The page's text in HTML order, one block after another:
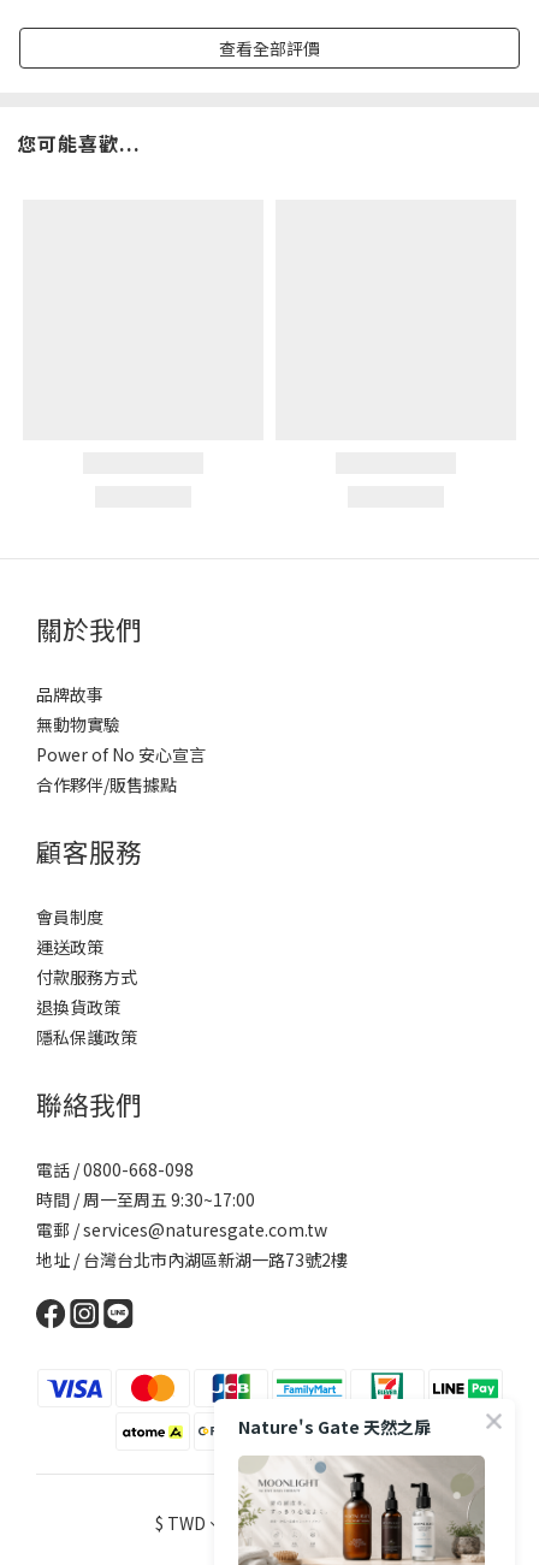
查看全部評價
您可能喜歡...
關於我們
品牌故事
無動物實驗
Power of No 安心宣言
合作夥伴/販售據點
顧客服務
會員制度
運送政策
付款服務方式
退換貨政策
隱私保護政策
聯絡我們
電話 / 0800-668-098
時間 / 周一至周五 9:30~17:00
電郵 / services@naturesgate.com.tw
地址 / 台灣台北市內湖區新湖一路73號2樓
$ TWD 繁體中文
Nature's Gate 天然之扉